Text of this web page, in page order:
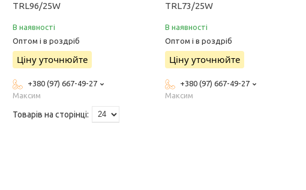
TRL96/25W
В наявності
Оптом і в роздріб
Ціну уточнюйте
+380 (97) 667-49-27
Максим
TRL73/25W
В наявності
Оптом і в роздріб
Ціну уточнюйте
+380 (97) 667-49-27
Максим